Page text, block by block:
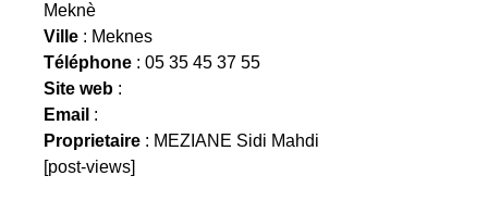
Meknè
Ville : Meknes
Téléphone : 05 35 45 37 55
Site web :
Email :
Proprietaire : MEZIANE Sidi Mahdi
[post-views]